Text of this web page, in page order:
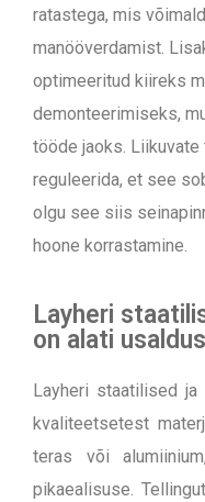
ratastega, mis
manööverdamist.
optimeeritud kiireks
demonteerimiseks,
tööde jaoks.
reguleerida, et see
olgu see siis
hoone korrastamine.
Layheri
on alati
Layheri staatilised
kvaliteetsetest
teras või
pikaealisuse.